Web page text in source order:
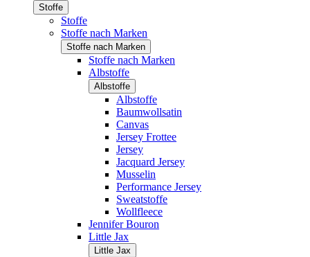
Stoffe
Stoffe
Stoffe nach Marken
Stoffe nach Marken
Stoffe nach Marken
Albstoffe
Albstoffe
Albstoffe
Baumwollsatin
Canvas
Jersey Frottee
Jersey
Jacquard Jersey
Musselin
Performance Jersey
Sweatstoffe
Wollfleece
Jennifer Bouron
Little Jax
Little Jax